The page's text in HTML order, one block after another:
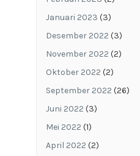
Januari 2023 (3)
Desember 2022 (3)
November 2022 (2)
Oktober 2022 (2)
September 2022 (26)
Juni 2022 (3)
Mei 2022 (1)
April 2022 (2)